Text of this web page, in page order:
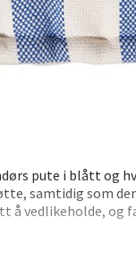
pute i blått og
samtidig som
å vedlikeholde, og